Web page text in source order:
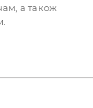
а також